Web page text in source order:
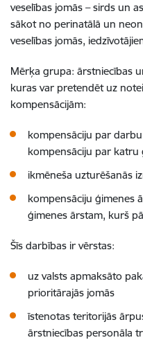
veselības jomās – sirds un
sākot no perinatālā un
veselības jomās,
Mērķa grupa: ārstniecības
kuras var pretendēt uz
kompensācijām:
kompensāciju par
kompensāciju par katru
ikmēneša uzturēšanās
kompensāciju ģimenes
ģimenes ārstam, kurš
Šīs darbības ir vērstas:
uz valsts apmaksāto
prioritārajās jomās
īstenotas teritorijās
ārstniecības personāla